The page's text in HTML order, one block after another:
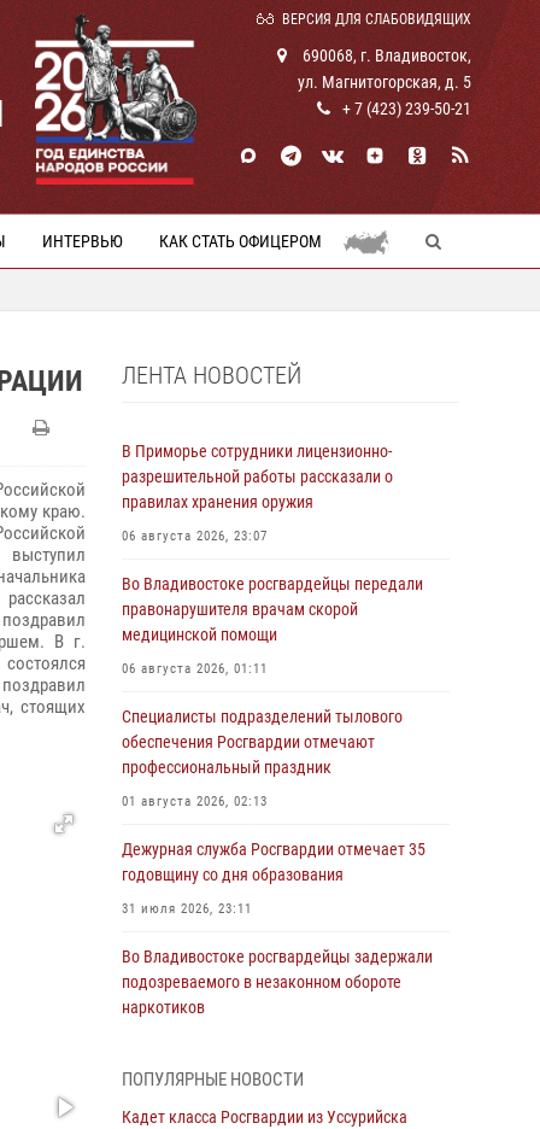
ВЕРСИЯ ДЛЯ СЛАБОВИДЯЩИХ
690068, г. Владивосток,
ул. Магнитогорская, д. 5
+ 7 (423) 239-50-21
ИНТЕРВЬЮ КАК СТАТЬ ОФИЦЕРОМ
краю.
В г.
стоящих
ЛЕНТА НОВОСТЕЙ
В Приморье сотрудники лицензионно-
разрешительной работы рассказали о
правилах хранения оружия
06 августа 2026, 23:07
Во Владивостоке росгвардейцы передали
правонарушителя врачам скорой
медицинской помощи
06 августа 2026, 01:11
Специалисты подразделений тылового
обеспечения Росгвардии отмечают
профессиональный праздник
01 августа 2026, 02:13
Дежурная служба Росгвардии отмечает 35
годовщину со дня образования
31 июля 2026, 23:11
Во Владивостоке росгвардейцы задержали
подозреваемого в незаконном обороте
наркотиков
Вопрос противодействия незаконному
обороту оружия рассмотрели на заседании
ПОПУЛЯРНЫЕ НОВОСТИ
Кадет класса Росгвардии из Уссурийска